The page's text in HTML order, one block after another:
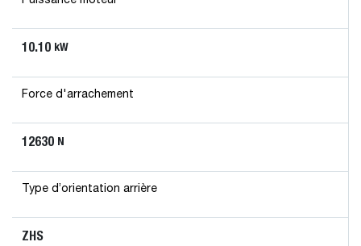
10.10 kW
Force d'arrachement
12630 N
Type d’orientation arrière
ZHS